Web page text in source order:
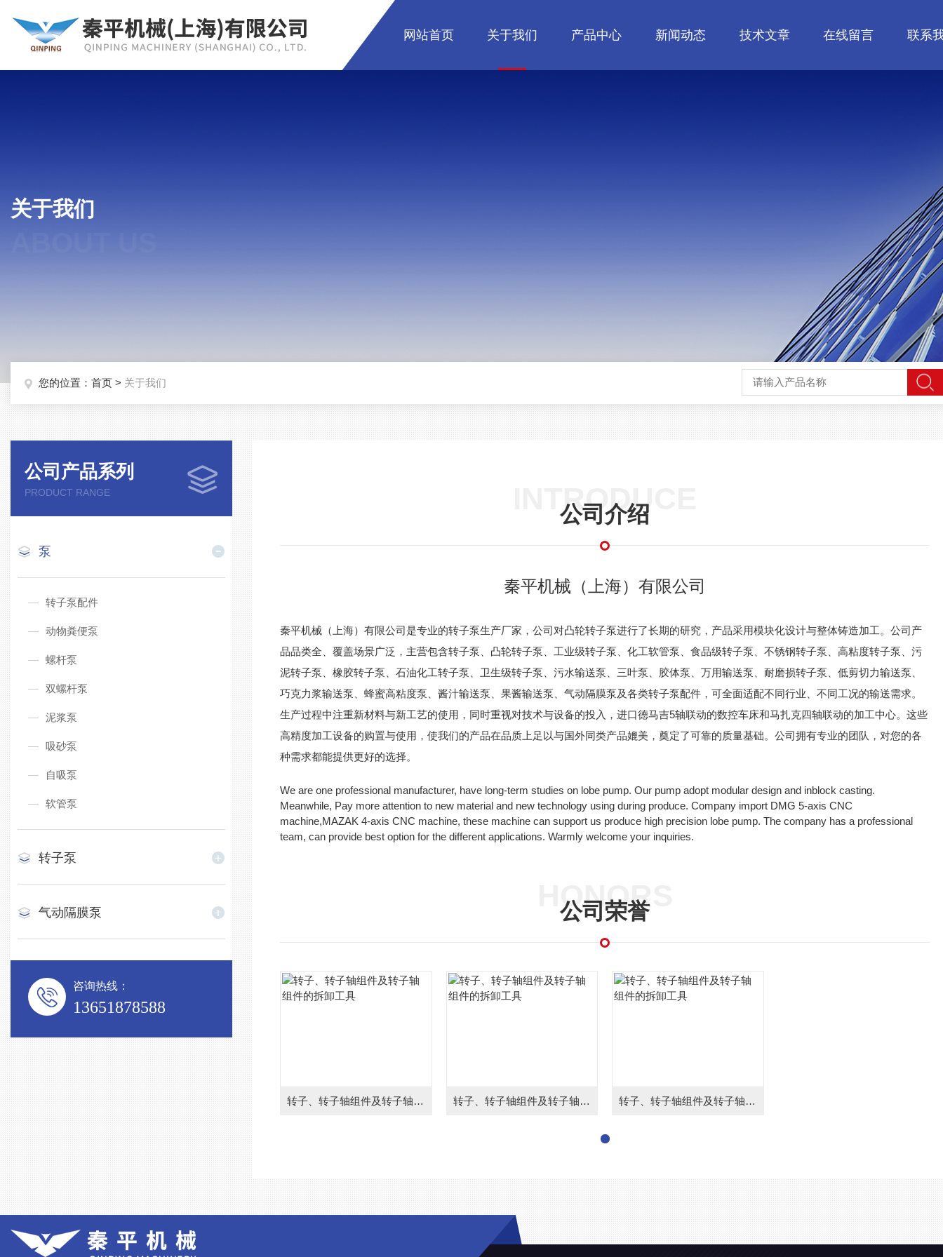
网站首页 关于我们 产品中心 新闻动态 技术文章 在线留言 联系
关于我们
您的位置： 首页 > 关于我们
公司产品系列
PRODUCT RANGE
泵
转子泵配件
动物粪便泵
螺杆泵
双螺杆泵
泥浆泵
吸砂泵
自吸泵
软管泵
转子泵
气动隔膜泵
咨询热线：
13651878588
INTRODUCE
公司介绍
秦平机械（上海）有限公司
秦平机械（上海）有限公司是专业的转子泵生产厂家，公司对凸轮转子泵进行了长期的研究，产品采用模块化设计与整体铸造加工。公司产
品品类全、覆盖场景广泛，主营包含转子泵、凸轮转子泵、工业级转子泵、化工软管泵、食品级转子泵、不锈钢转子泵、高粘度转子泵、污
泥转子泵、橡胶转子泵、石油化工转子泵、卫生级转子泵、污水输送泵、三叶泵、胶体泵、万用输送泵、耐磨损转子泵、低剪切力输送泵、
巧克力浆输送泵、蜂蜜高粘度泵、酱汁输送泵、果酱输送泵、气动隔膜泵及各类转子泵配件，可全面适配不同行业、不同工况的输送需求。
生产过程中注重新材料与新工艺的使用，同时重视对技术与设备的投入，进口德马吉5轴联动的数控车床和马扎克四轴联动的加工中心。这些
高精度加工设备的购置与使用，使我们的产品在品质上足以与国外同类产品媲美，奠定了可靠的质量基础。公司拥有专业的团队，对您的各
种需求都能提供更好的选择。
We are one professional manufacturer, have long-term studies on lobe pump. Our pump adopt modular design and inblock casting.
Meanwhile, Pay more attention to new material and new technology using during produce. Company import DMG 5-axis CNC
machine,MAZAK 4-axis CNC machine, these machine can support us produce high precision lobe pump. The company has a professional
team, can provide best option for the different applications. Warmly welcome your inquiries.
HONORS
公司荣誉
转子、转子轴组件及转子轴组件的拆卸工具 转子、转子轴组件及转子轴组件的拆卸工具 转子、转子轴组件及转子轴组件的拆卸工具